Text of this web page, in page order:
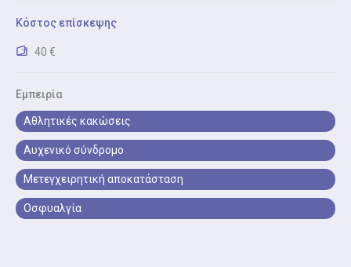
Κόστος επίσκεψης
40 €
Εμπειρία
Αθλητικές κακώσεις
Αυχενικό σύνδρομο
Μετεγχειρητική αποκατάσταση
Οσφυαλγία
Αντιμετώπιση Κακής Στάσης Σώματος
στη σωστή στάση και εργονομία για πρόληψη
μυοσκελετικών πόνων.